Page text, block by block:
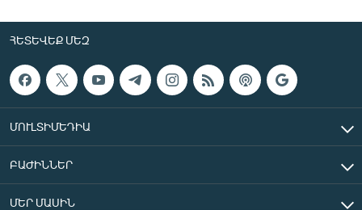
ՀԵՏԵՎԵՔ ՄԵԶ
ՄՈՒԼՏԻՄԵԴԻԱ
ԲԱԺԻՆՆԵՐ
ՄԵՐ ՄԱՍԻՆ